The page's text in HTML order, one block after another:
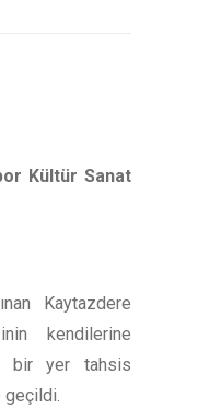
Kültür Sanat
Kaytazdere
kendilerine
bir yer tahsis
geçildi.